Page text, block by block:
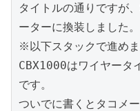
タイトルの通りですが
ーターに換装しました。
※以下スタックで進めま
CBX1000はワイヤータ
です。
ついでに書くとタコメ